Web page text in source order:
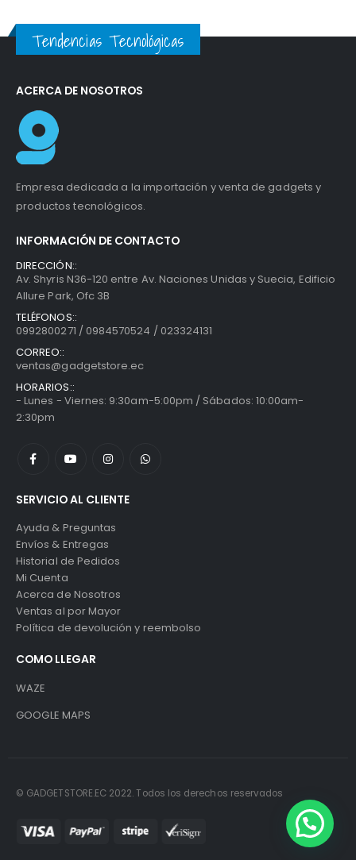
Tendencias Tecnológicas
ACERCA DE NOSOTROS
Empresa dedicada a la importación y venta de gadgets y
productos tecnológicos.
INFORMACIÓN DE CONTACTO
DIRECCIÓN::
Av. Shyris N36-120 entre Av. Naciones Unidas y Suecia, Edificio
Allure Park, Ofc 3B
TELÉFONOS::
0992800271 / 0984570524 / 023324131
CORREO::
ventas@gadgetstore.ec
HORARIOS::
- Lunes - Viernes: 9:30am-5:00pm / Sábados: 10:00am-
2:30pm
SERVICIO AL CLIENTE
Ayuda & Preguntas
Envíos & Entregas
Historial de Pedidos
Mi Cuenta
Acerca de Nosotros
Ventas al por Mayor
Política de devolución y reembolso
COMO LLEGAR
WAZE
GOOGLE MAPS
© GADGETSTORE.EC 2022. Todos los derechos reservados